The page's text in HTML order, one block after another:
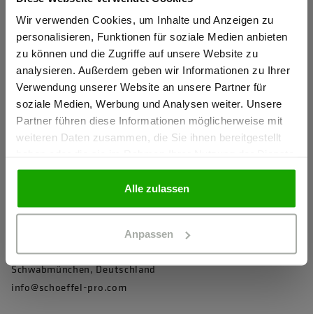
Wir verwenden Cookies, um Inhalte und Anzeigen zu
personalisieren, Funktionen für soziale Medien anbieten
zu können und die Zugriffe auf unsere Website zu
analysieren. Außerdem geben wir Informationen zu Ihrer
Verwendung unserer Website an unsere Partner für
soziale Medien, Werbung und Analysen weiter. Unsere
Partner führen diese Informationen möglicherweise mit
weiteren Daten zusammen, die Sie ihnen bereitgestellt
gesammelt haben.
Alle zulassen
Anpassen
343 Klasse 4/4/X
Verklebte Nähte
Robuster und abriebfester Außenstoff
Helmkompatible, abnehmbare, zweifach verstellbare Kapuze
mit Schild
Hochwertiges Jackenfutter für mehr Tragekomfort und
Schöffel PRO GmbH, Albert-Einstein-Strasse 1, 86830
Schwabmünchen, Deutschland
info@schoeffel-pro.com
Sind Sie
Gewerbetreibender?
Ich bestätige, dass ich Gewerbetreibender bin. Alle
Preise werden netto ausgewiesen.